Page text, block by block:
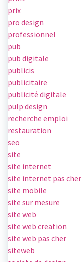
prix
pro design
professionnel
pub
pub digitale
publicis
publicitaire
publicité digitale
pulp design
recherche emploi
restauration
seo
site
site internet
site internet pas cher
site mobile
site sur mesure
site web
site web creation
site web pas cher
siteweb